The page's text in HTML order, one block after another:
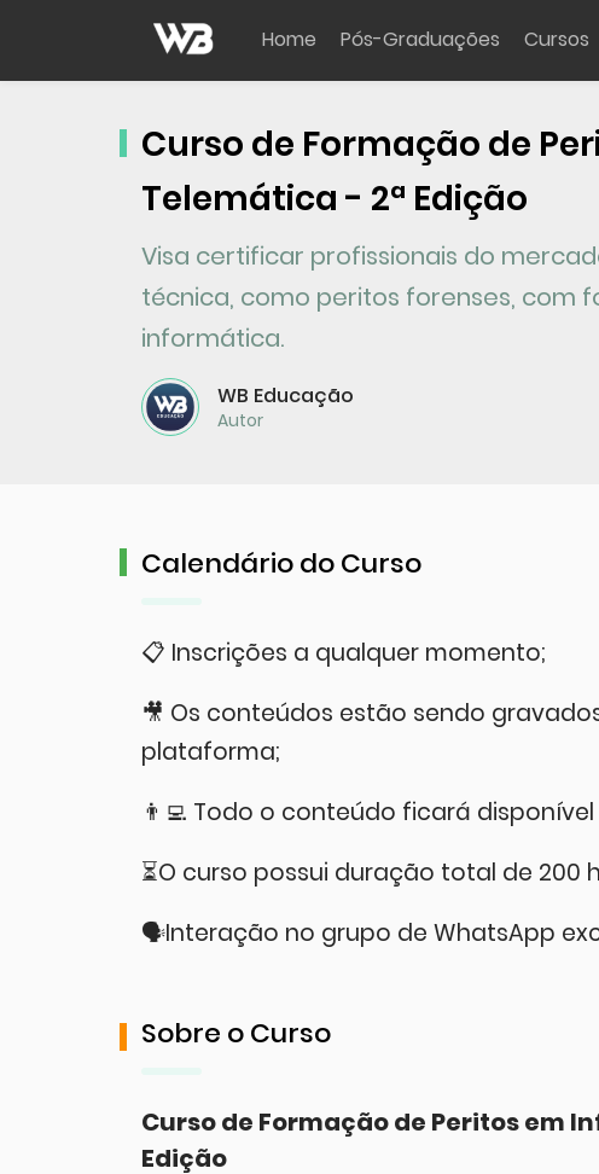
Home Pós-Graduações Cursos
Curso de Formação de
Telemática - 2ª Edição
Visa certificar profissionais do
técnica, como peritos forenses, com
informática.
WB Educação
Autor
Calendário do Curso
📋 Inscrições a qualquer momento;
🎥 Os conteúdos estão sendo
plataforma;
👨‍💻 Todo o conteúdo ficará
⏳O curso possui duração total de 200
🗣️Interação no grupo de WhatsApp
Sobre o Curso
Curso de Formação de Peritos em
Edição